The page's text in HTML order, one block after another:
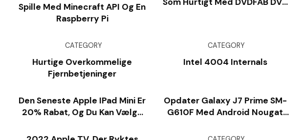
Spille Med Minecraft API Og En
Raspberry Pi
CATEGORY
Hurtige Overkommelige
Fjernbetjeninger
CATEGORY
Intel 4004 Internals
Den Seneste Apple IPad Mini Er
20% Rabat, Og Du Kan Vælge
Opdater Galaxy J7 Prime SM-
G610F Med Android Nougat